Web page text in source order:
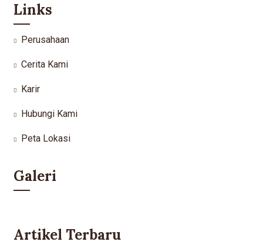
Links
Perusahaan
Cerita Kami
Karir
Hubungi Kami
Peta Lokasi
Galeri
Artikel Terbaru